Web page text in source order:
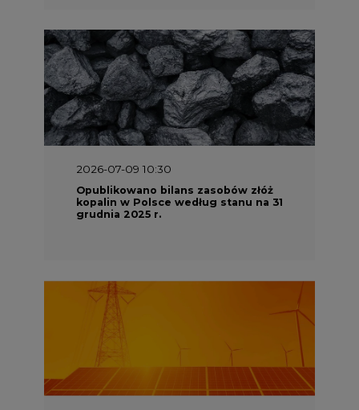
2026-07-09 10:30
Opublikowano bilans zasobów złóż
kopalin w Polsce według stanu na 31
grudnia 2025 r.